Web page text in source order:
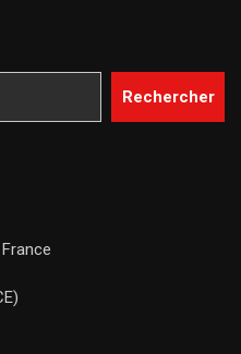
Rechercher